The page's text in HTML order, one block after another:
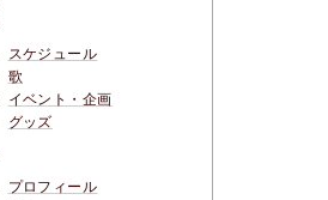
スケジュール
歌
イベント・企画
グッズ
プロフィール